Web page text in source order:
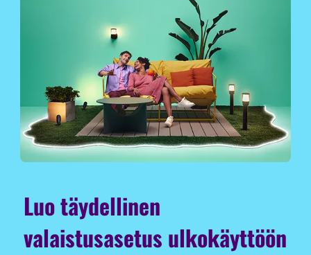
Luo täydellinen
valaistusasetus ulkokäyttöön